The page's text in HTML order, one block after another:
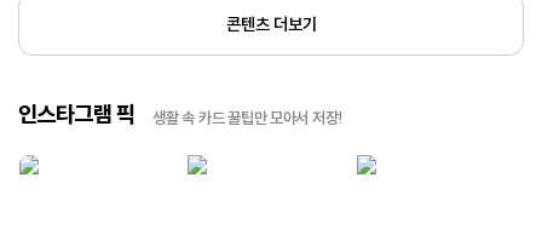
콘텐츠 더보기
인스타그램 픽 생활 속 카드 꿀팁만 모아서 저장!